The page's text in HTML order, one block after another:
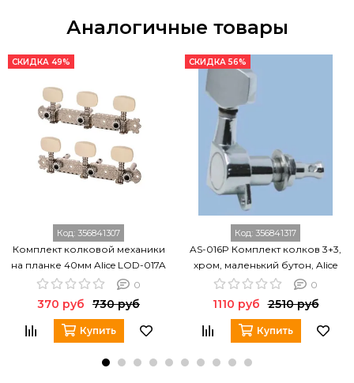
Аналогичные товары
СКИДКА 49%
Код: 356841307
Комплект колковой механики
на планке 40мм Alice LOD-017A
0
370 руб 730 руб
Купить
СКИДКА 56%
Код: 356841317
AS-016P Комплект колков 3+3,
хром, маленький бутон, Alice
0
1110 руб 2510 руб
Купить